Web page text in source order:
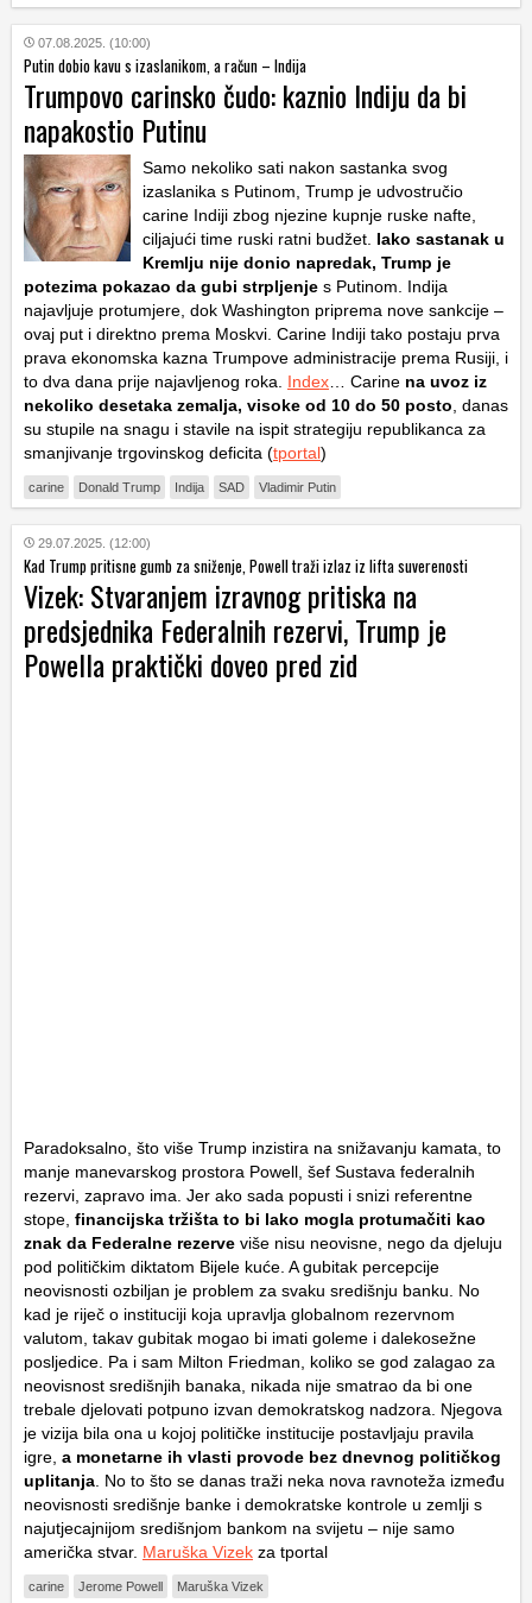
07.08.2025. (10:00)
Putin dobio kavu s izaslanikom, a račun – Indija
Trumpovo carinsko čudo: kaznio Indiju da bi
napakostio Putinu
Samo nekoliko sati nakon sastanka svog
izaslanika s Putinom, Trump je udvostručio
carine Indiji zbog njezine kupnje ruske nafte,
ciljajući time ruski ratni budžet. Iako sastanak u
Kremlju nije donio napredak, Trump je
potezima pokazao da gubi strpljenje s Putinom. Indija
najavljuje protumjere, dok Washington priprema nove sankcije –
ovaj put i direktno prema Moskvi. Carine Indiji tako postaju prva
prava ekonomska kazna Trumpove administracije prema Rusiji, i
to dva dana prije najavljenog roka. Index… Carine na uvoz iz
nekoliko desetaka zemalja, visoke od 10 do 50 posto, danas
su stupile na snagu i stavile na ispit strategiju republikanca za
smanjivanje trgovinskog deficita (tportal)
carine Donald Trump Indija SAD Vladimir Putin
29.07.2025. (12:00)
Kad Trump pritisne gumb za sniženje, Powell traži izlaz iz lifta suverenosti
Vizek: Stvaranjem izravnog pritiska na
predsjednika Federalnih rezervi, Trump je
Powella praktički doveo pred zid
Paradoksalno, što više Trump inzistira na snižavanju kamata, to
manje manevarskog prostora Powell, šef Sustava federalnih
rezervi, zapravo ima. Jer ako sada popusti i snizi referentne
stope, financijska tržišta to bi lako mogla protumačiti kao
znak da Federalne rezerve više nisu neovisne, nego da djeluju
pod političkim diktatom Bijele kuće. A gubitak percepcije
neovisnosti ozbiljan je problem za svaku središnju banku. No
kad je riječ o instituciji koja upravlja globalnom rezervnom
valutom, takav gubitak mogao bi imati goleme i dalekosežne
posljedice. Pa i sam Milton Friedman, koliko se god zalagao za
neovisnost središnjih banaka, nikada nije smatrao da bi one
trebale djelovati potpuno izvan demokratskog nadzora. Njegova
je vizija bila ona u kojoj političke institucije postavljaju pravila
igre, a monetarne ih vlasti provode bez dnevnog političkog
uplitanja . No to što se danas traži neka nova ravnoteža između
neovisnosti središnje banke i demokratske kontrole u zemlji s
najutjecajnijom središnjom bankom na svijetu – nije samo
američka stvar. Maruška Vizek za tportal
carine Jerome Powell Maruška Vizek